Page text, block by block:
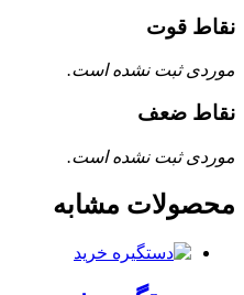
نقاط قوت
موردی ثبت نشده است.
نقاط ضعف
موردی ثبت نشده است.
محصولات مشابه